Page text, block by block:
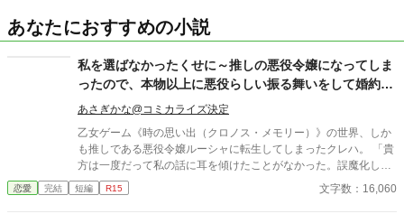
あなたにおすすめの小説
私を選ばなかったくせに～推しの悪役令嬢になってしま
ったので、本物以上に悪役らしい振る舞いをして婚約破
棄してやりますわ、ザマア～
あさぎかな@コミカライズ決定
乙女ゲーム《時の思い出（クロノス・メモリー）》の世界、しか
も推しである悪役令嬢ルーシャに転生してしまったクレハ。 「貴
方は一度だって私の話に耳を傾けたことがなかった。誤魔化し
て、逃げて、時より甘い言葉や、贈り物を贈れば満足だと思って
いたのでしょう。――どんな時だって、私を選ばなかったくせ
恋愛 完結 短編 R15 文字数：16,060